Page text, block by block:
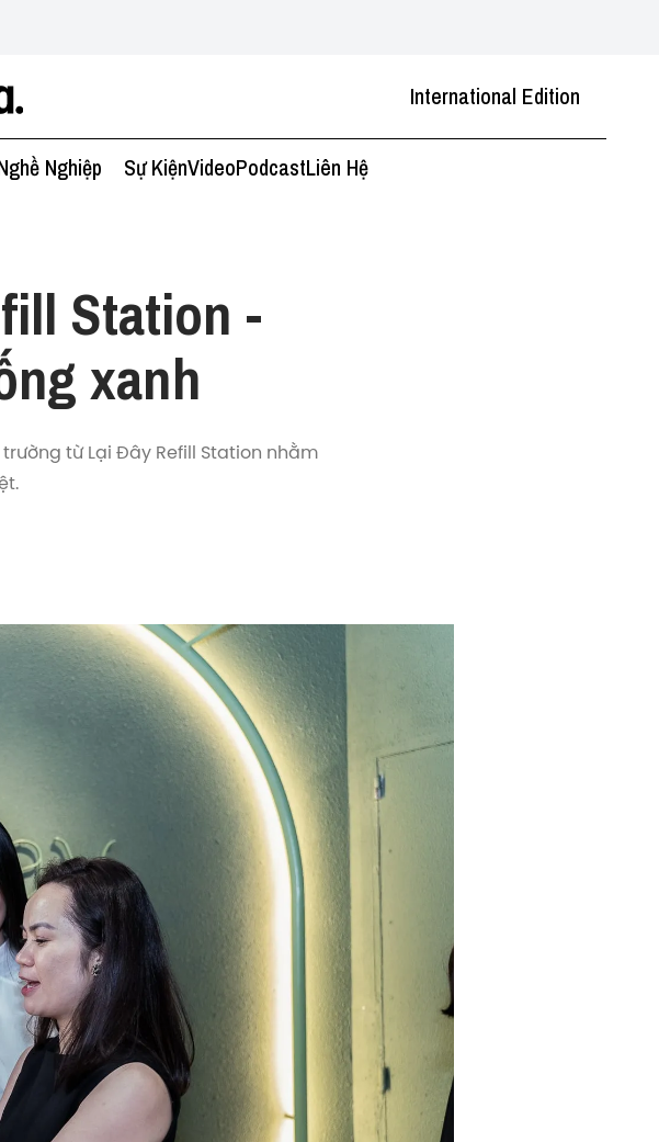
International Edition
Nghiệp Sự KiệnVideoPodcastLiên Hệ
Station -
xanh
từ Lại Đây Refill Station nhằm